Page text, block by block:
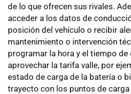
de lo que ofrecen sus rivales.
acceder a los datos de
posición del vehículo o recibir
mantenimiento o intervención
programar la hora y el tiempo de
aprovechar la tarifa valle, por
estado de carga de la batería o
trayecto con los puntos de carga